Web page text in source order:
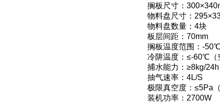
搁板尺寸：
物料盘尺寸：
物料盘数量：4块
板层间距：70mm
搁板温度范围：-
冷阱温度：≤-60℃（
捕水能力：≥8kg/24h
抽气速率：4L/S
极限真空度：≤5Pa
装机功率：2700W